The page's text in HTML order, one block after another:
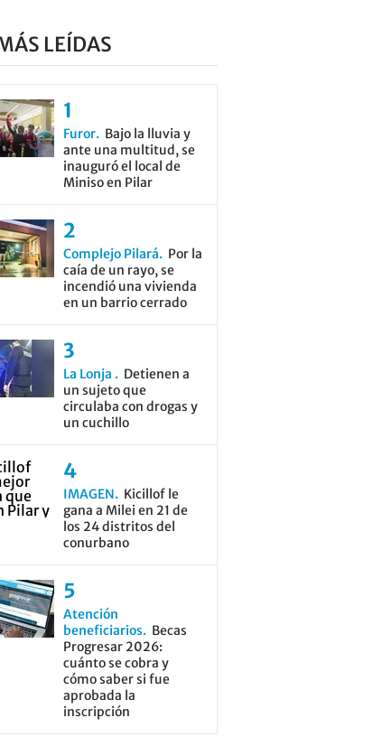
LEÍDAS
Furor
Bajo la lluvia y
ante una multitud, se
inauguró el local de
Miniso en Pilar
Complejo Pilará
Por la
caía de un rayo, se
incendió una vivienda
en un barrio cerrado
La Lonja
Detienen a
un sujeto que
circulaba con drogas y
un cuchillo
IMAGEN
Kicillof le
gana a Milei en 21 de
los 24 distritos del
conurbano
Atención
beneficiarios
Becas
Progresar 2026:
cuánto se cobra y
cómo saber si fue
aprobada la
inscripción